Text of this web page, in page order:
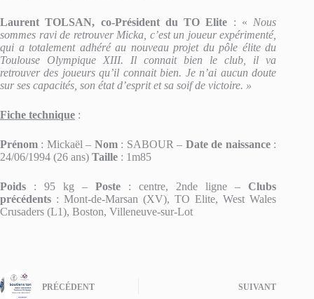
Laurent TOLSAN, co-Président du TO Elite : « Nous
sommes ravi de retrouver Micka, c’est un joueur expérimenté,
qui a totalement adhéré au nouveau projet du pôle élite du
Toulouse Olympique XIII. Il connait bien le club, il va
retrouver des joueurs qu’il connait bien. Je n’ai aucun doute
sur ses capacités, son état d’esprit et sa soif de victoire. »
Fiche technique :
Prénom : Mickaël – Nom: SABOUR – Date de naissance:
24/06/1994 (26 ans) Taille : 1m85
Poids : 95 kg –Poste : centre, 2nde ligne –Clubs
précédents : Mont-de-Marsan (XV), TO Elite, West Wales
Crusaders (L1), Boston, Villeneuve-sur-Lot
PRÉCÉDENT SUIVANT